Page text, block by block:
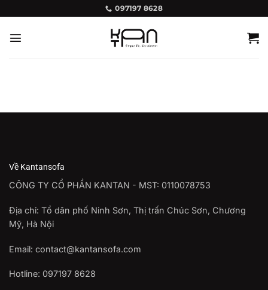
qua
nội
097197 8628
Về Kantansofa
CÔNG TY CỔ PHẦN KANTAN - MST: 0110078753
Địa chỉ: Tổ dân phố Ninh Sơn, Thị trấn Chúc Sơn, Chương
Mỹ, Hà Nội
Email: contact@kantansofa.com
Hotline: 097197 8628